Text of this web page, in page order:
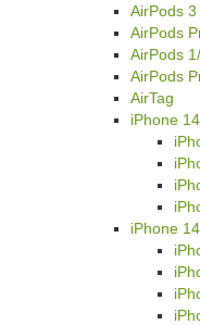
AirPods 3
AirPods
AirPods
AirPods
AirTag
iPhone 14
iPhone